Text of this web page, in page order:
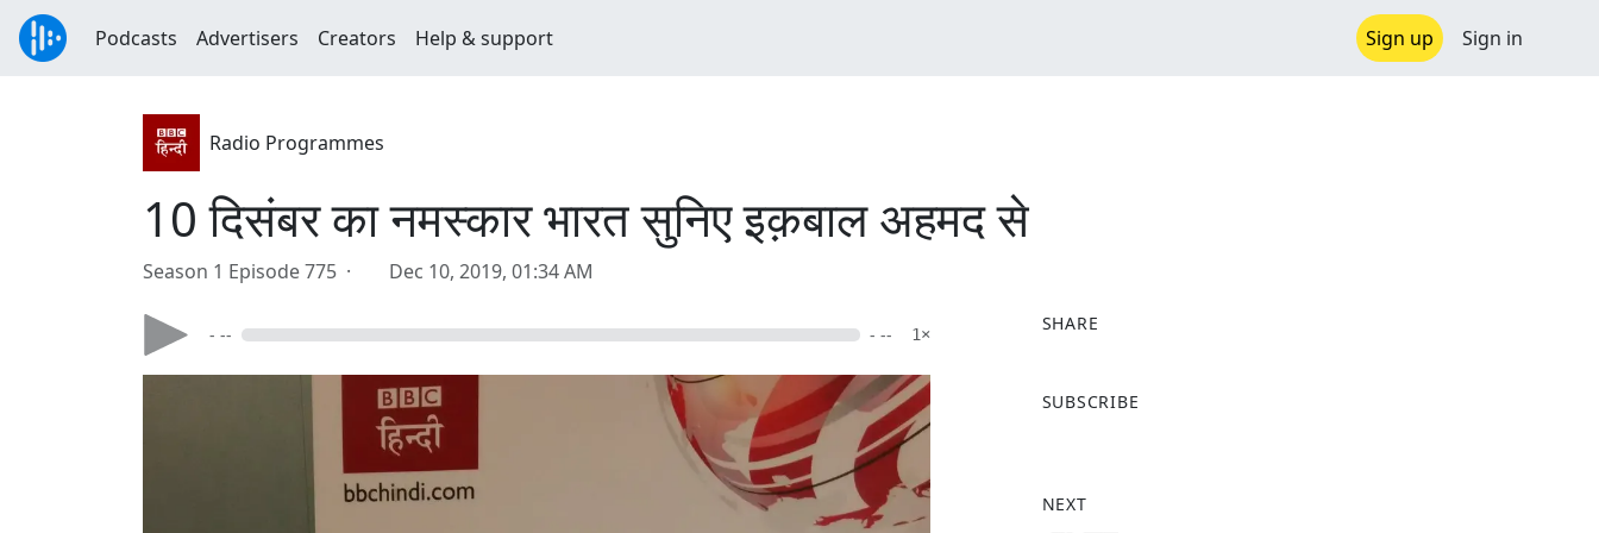
Podcasts Advertisers Creators Help & support Sign up Sign in
Radio Programmes
10 दिसंबर का नमस्कार भारत सुनिए इक़बाल अहमद से
Season 1 Episode 775 · Dec 10, 2019, 01:34 AM
- -- - -- 1×
SHARE
a
o
SUBSCRIBE
NEXT